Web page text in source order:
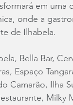
em uma
onde a
de Ilhabela.
Bella Bar,
Espaço
Camarão, Ilha
Milky